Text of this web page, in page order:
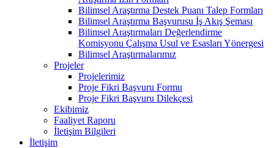
Bilimsel Araştırma Destek Puanı Talep Formları
Bilimsel Araştırma Başvurusu İş Akış Şeması
Bilimsel Araştırmaları Değerlendirme
Komisyonu Çalışma Usul ve Esasları Yönergesi
Bilimsel Araştırmalarımız
Projeler
Projelerimiz
Proje Fikri Başvuru Formu
Proje Fikri Başvuru Dilekçesi
Ekibimiz
Faaliyet Raporu
İletişim Bilgileri
İletişim